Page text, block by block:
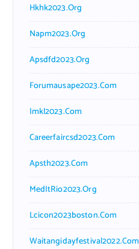
Hkhk2023.org
Napm2023.org
Apsdfd2023.org
Forumausape2023.com
Imkl2023.com
Careerfaircsd2023.com
Apsth2023.com
MedItRio2023.org
Lcicon2023boston.com
Waitangidayfestival2022.com